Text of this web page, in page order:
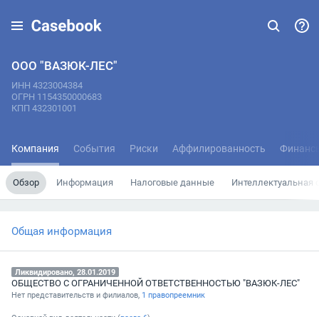
ООО "ВАЗЮК-ЛЕС"
ИНН 4323004384
ОГРН 1154350000683
КПП 432301001
Компания События Риски Аффилированность
Обзор Информация Налоговые данные Интеллектуальная
Общая информация
Ликвидировано, 28.01.2019
ОБЩЕСТВО С ОГРАНИЧЕННОЙ ОТВЕТСТВЕННОСТЬЮ "ВАЗЮК-ЛЕС"
Нет представительств и филиалов, 1 правопреемник